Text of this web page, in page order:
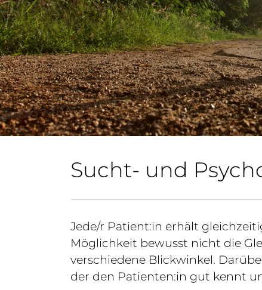
Sucht- und
Jede/r Patient:in erhält
Möglichkeit bewusst nicht die
verschiedene Blickwinkel.
der den Patienten:in gut kennt